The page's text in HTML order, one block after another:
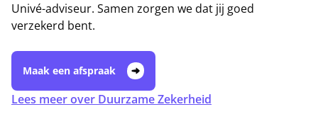
Univé-adviseur. Samen zorgen we dat jij goed
verzekerd bent.
Maak een afspraak
Lees meer over Duurzame Zekerheid